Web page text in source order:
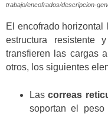
trabajo/encofrados/descripcion-
El encofrado horizontal
estructura resistente
transfieren las cargas
otros, los siguientes
Lascorreas
soportan el